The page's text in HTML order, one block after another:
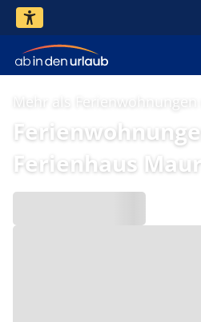
Mehr als Ferienwohnungen
Ferienhaus